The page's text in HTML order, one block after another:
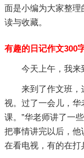
面是小编为大家整理
读与收藏。
有趣的日记作文300
今天上午，我来
来到了作文班，
视。过了一会儿，华
课。”华老师讲了一
把事情讲完以后，他
在看电视，有的在打